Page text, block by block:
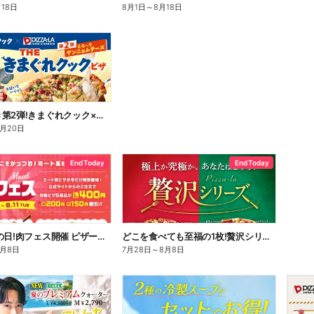
日 8月1日 ～8月18日
好評につき第2弾!きまぐれクック×ピザーラ コラボピザ新登場
20日
End Today
29日は肉の日!肉フェス開催 ピザーラ自慢の肉ピザが今だけお得!
8日
End Today
どこを食べても至福の1枚!贅沢シリーズ
7月28日 ～8月8日